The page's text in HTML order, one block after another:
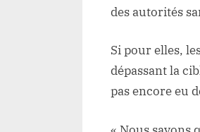
des autorités
Si pour elles,
dépassant la
pas encore eu